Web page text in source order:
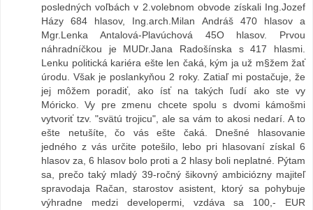
posledných voľbách v 2.volebnom obvode získali Ing.Jozef
Házy 684 hlasov, Ing.arch.Milan Andráš 470 hlasov a
Mgr.Lenka Antalová-Plavúchová 45O hlasov. Prvou
náhradníčkou je MUDr.Jana Radošínska s 417 hlasmi.
Lenku politická kariéra ešte len čaká, kým ja už m§žem žať
úrodu. Však je poslankyňou 2 roky. Zatiaľ mi postačuje, že
jej môžem poradiť, ako ísť na takých ľudí ako ste vy
Móricko. Vy pre zmenu chcete spolu s dvomi kámošmi
vytvoriť tzv. "svätú trojicu", ale sa vám to akosi nedarí. A to
ešte netušíte, čo vás ešte čaká. Dnešné hlasovanie
jedného z vás určite potešilo, lebo pri hlasovaní získal 6
hlasov za, 6 hlasov bolo proti a 2 hlasy boli neplatné. Pýtam
sa, prečo taký mladý 39-ročný šikovný ambiciózny majiteľ
spravodaja Račan, starostov asistent, ktorý sa pohybuje
výhradne medzi developermi, vzdáva sa 100,- EUR